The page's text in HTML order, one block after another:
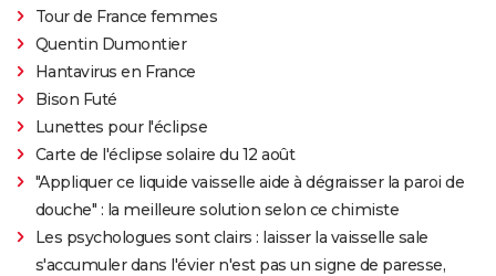
Tour de France femmes
Quentin Dumontier
Hantavirus en France
Bison Futé
Lunettes pour l'éclipse
Carte de l'éclipse solaire du 12 août
"Appliquer ce liquide vaisselle aide à dégraisser la paroi de
douche" : la meilleure solution selon ce chimiste
Les psychologues sont clairs : laisser la vaisselle sale
s'accumuler dans l'évier n'est pas un signe de paresse,